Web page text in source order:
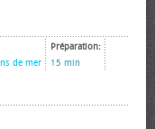
de mer
Préparation:
15 min